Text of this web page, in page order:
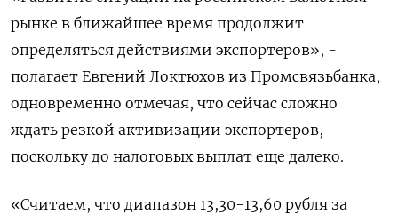
рынке в ближайшее время продолжит
определяться действиями экспортеров», -
полагает Евгений Локтюхов из Промсвязьбанка,
одновременно отмечая, что сейчас сложно
ждать резкой активизации экспортеров,
поскольку до налоговых выплат еще далеко.
«Считаем, что диапазон 13,30-13,60 рубля за